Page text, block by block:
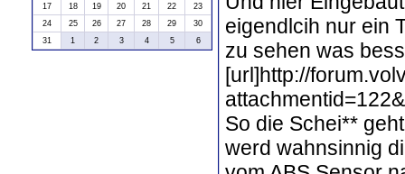
eigendlcih nur ein
zu sehen was
[url]http://
So die Schei**
werd wahnsinnig
17
18 19 20 21 22
23
24
25 26 27 28 29
30
31
1 2 3 4 5 6